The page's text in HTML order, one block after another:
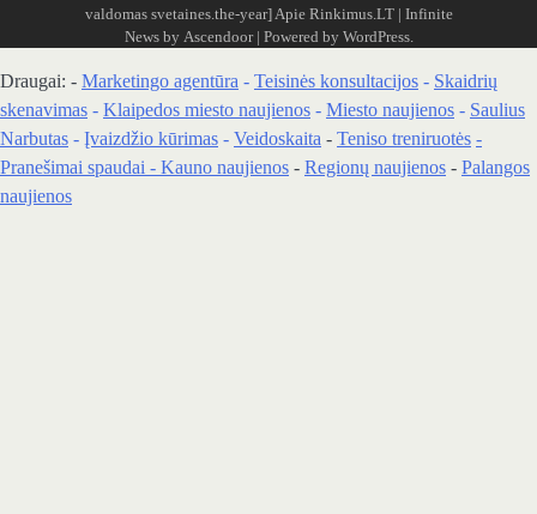
valdomas svetaines.the-year]Apie Rinkimus.LT| Infinite
News by Ascendoor| Powered by WordPress.
Draugai: - Marketingo agentūra - Teisinės konsultacijos - Skaidrių
skenavimas - Klaipedos miesto naujienos - Miesto naujienos - Saulius
Narbutas - Įvaizdžio kūrimas - Veidoskaita - Teniso treniruotės -
Pranešimai spaudai - Kauno naujienos - Regionų naujienos - Palangos
naujienos